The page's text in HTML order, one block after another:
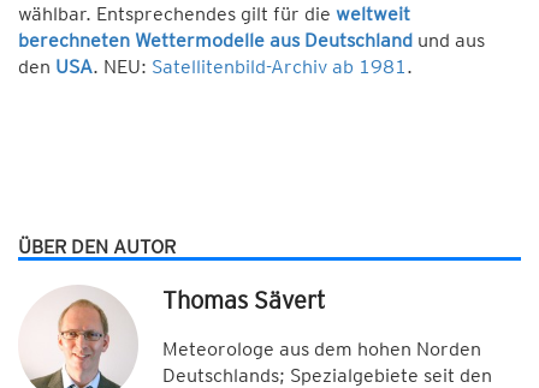
wählbar. Entsprechendes gilt für die weltweit
berechneten Wettermodelle aus Deutschland und aus
den USA. NEU: Satellitenbild-Archiv ab 1981.
ÜBER DEN AUTOR
Thomas Sävert
Meteorologe aus dem hohen Norden
Deutschlands; Spezialgebiete seit den